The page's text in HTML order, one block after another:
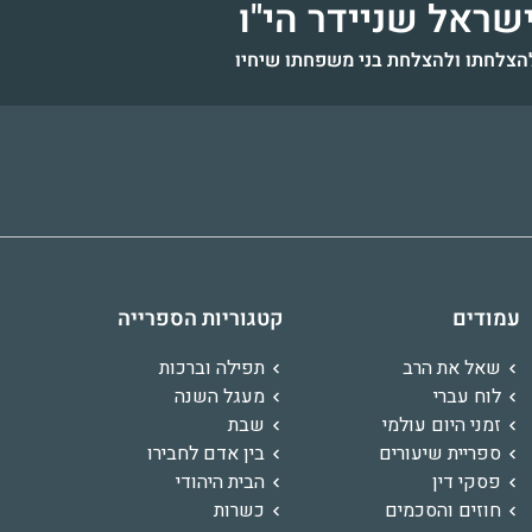
ישראל שניידר הי"ו
ולהצלחת בני משפחתו שיחיו
ותשובה שלימה
אלישע שלמה
בריאות
לזכרון עולם ה' יקום דמובטרבלינקה לעילוי נשמתועמודים
שאל את הרב
לוח עברי
זמני היום עולמי
ספריית שיעורים
פסקי דין
חוזים והסכמים
קטגוריות הספרייה
תפילה וברכות
מעגל השנה
שבת
בין אדם לחבירו
הבית היהודי
כשרות